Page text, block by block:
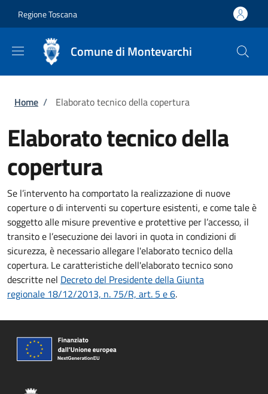
Regione Toscana
Comune di Montevarchi
Briciole di pane
Home / Elaborato tecnico della copertura
Elaborato tecnico della
copertura
Se l’intervento ha comportato la realizzazione di nuove
coperture o di interventi su coperture esistenti, e come tale è
soggetto alle misure preventive e protettive per l’accesso, il
transito e l’esecuzione dei lavori in quota in condizioni di
sicurezza, è necessario allegare l'elaborato tecnico della
copertura. Le caratteristiche dell'elaborato tecnico sono
descritte nel Decreto del Presidente della Giunta
regionale 18/12/2013, n. 75/R, art. 5 e 6.